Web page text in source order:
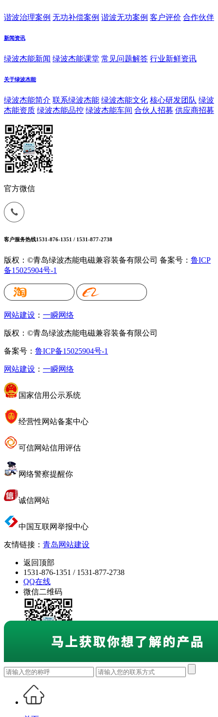
谐波治理案例 无功补偿案例 谐波无功案例 客户评价 合作伙伴
新闻资讯
绿波杰能新闻 绿波杰能课堂 常见问题解答 行业新鲜资讯
关于绿波杰能
绿波杰能简介 联系绿波杰能 绿波杰能文化 核心研发团队 绿波
杰能资质 绿波杰能品控 绿波杰能车间 合伙人招募 供应商招募
官方微信
客户服务热线1531-876-1351 / 1531-877-2738
版权：©青岛绿波杰能电磁兼容装备有限公司 备案号： 鲁ICP
备15025904号-1
网站建设 ： 一瞬网络
版权：©青岛绿波杰能电磁兼容装备有限公司
备案号： 鲁ICP备15025904号-1
网站建设 ： 一瞬网络
国家信用公示系统
经营性网站备案中心
可信网站信用评估
网络警察提醒你
诚信网站
中国互联网举报中心
友情链接： 青岛网站建设
返回顶部
1531-876-1351 / 1531-877-2738
QQ在线
微信二维码